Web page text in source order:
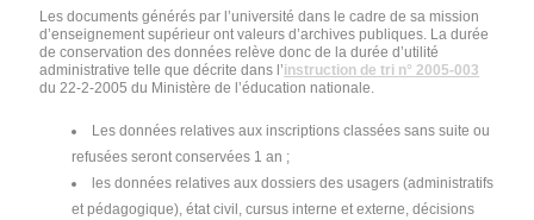
Les documents générés par l’université dans le cadre de sa mission
d’enseignement supérieur ont valeurs d’archives publiques. La durée
de conservation des données relève donc de la durée d’utilité
administrative telle que décrite dans l’instruction de tri n° 2005-003
du 22-2-2005 du Ministère de l’éducation nationale.
Les données relatives aux inscriptions classées sans suite ou
refusées seront conservées 1 an ;
les données relatives aux dossiers des usagers (administratifs
et pédagogique), état civil, cursus interne et externe, décisions